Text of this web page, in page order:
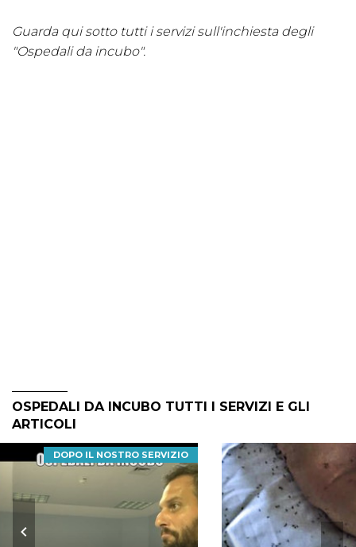
Guarda qui sotto tutti i servizi sull'inchiesta degli
"Ospedali da incubo".
OSPEDALI DA INCUBO TUTTI I SERVIZI E GLI
ARTICOLI
DOPO IL NOSTRO SERVIZIO